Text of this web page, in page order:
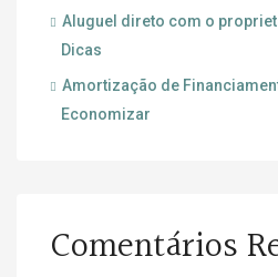
Aluguel direto com o
Dicas
Amortização de
Economizar
Comentários